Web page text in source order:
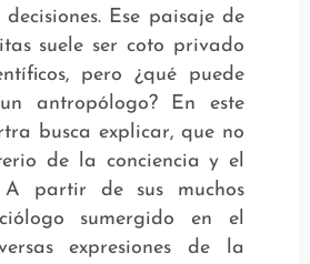
Ese paisaje de
suele ser coto privado
pero ¿qué puede
antropólogo? En este
busca explicar, que no
de la conciencia y el
partir de sus muchos
sumergido en el
expresiones de la